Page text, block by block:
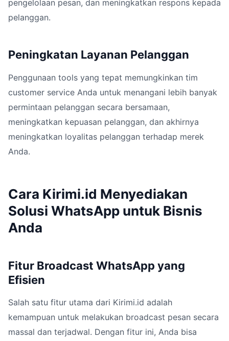
pengelolaan pesan, dan meningkatkan respons kepada
pelanggan.
Peningkatan Layanan Pelanggan
Penggunaan tools yang tepat memungkinkan tim
customer service Anda untuk menangani lebih banyak
permintaan pelanggan secara bersamaan,
meningkatkan kepuasan pelanggan, dan akhirnya
meningkatkan loyalitas pelanggan terhadap merek
Anda.
Cara Kirimi.id Menyediakan
Solusi WhatsApp untuk Bisnis
Anda
Fitur Broadcast WhatsApp yang
Efisien
Salah satu fitur utama dari Kirimi.id adalah
kemampuan untuk melakukan broadcast pesan secara
massal dan terjadwal. Dengan fitur ini, Anda bisa